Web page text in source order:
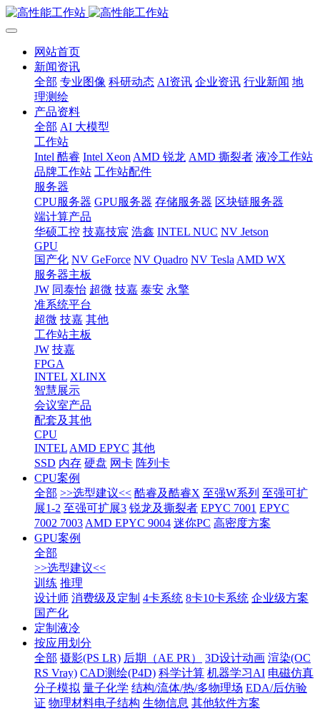
网站首页
新闻资讯
全部 专业图像 科研动态 AI资讯 企业资讯 行业新闻 地
理测绘
产品资料
全部 AI 大模型
工作站
Intel 酷睿 Intel Xeon AMD 锐龙 AMD 撕裂者 液冷工作站
品牌工作站 工作站配件
服务器
CPU服务器 GPU服务器 存储服务器 区块链服务器
端计算产品
华硕工控 技嘉技宸 浩鑫 INTEL NUC NV Jetson
GPU
国产化 NV GeForce NV Quadro NV Tesla AMD WX
服务器主板
JW 同泰怡 超微 技嘉 泰安 永擎
准系统平台
超微 技嘉 其他
工作站主板
JW 技嘉
FPGA
INTEL XLINX
智慧展示
会议室产品
配套及其他
CPU
INTEL AMD EPYC 其他
SSD 内存 硬盘 网卡 阵列卡
CPU案例
全部 >>选型建议<< 酷睿及酷睿X 至强W系列 至强可扩
展1-2 至强可扩展3 锐龙及撕裂者 EPYC 7001 EPYC
7002 7003 AMD EPYC 9004 迷你PC 高密度方案
GPU案例
全部
>>选型建议<<
训练 推理
设计师 消费级及定制 4卡系统 8卡10卡系统 企业级方案
国产化
定制液冷
按应用划分
全部 摄影(PS LR) 后期（AE PR） 3D设计动画 渲染(OC
RS Vray) CAD测绘(P4D) 科学计算 机器学习AI 电磁仿真
分子模拟 量子化学 结构/流体/热/多物理场 EDA/后仿验
证 物理材料电子结构 生物信息 其他软件方案